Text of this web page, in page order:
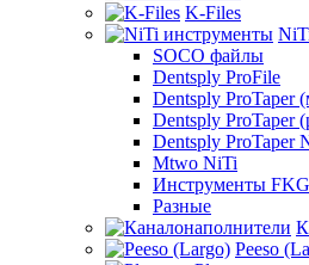
K-Files
SOCO файлы
Dentsply ProFile
Dentsply ProTaper
Dentsply ProTaper
Dentsply ProTaper
Mtwo NiTi
Инструменты FKG
Разные
Peeso